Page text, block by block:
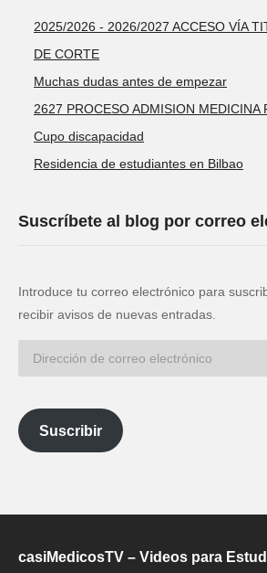
2025/2026 - 2026/2027 ACCESO VÍA
DE CORTE
Muchas dudas antes de empezar
2627 PROCESO ADMISION MEDICINA
Cupo discapacidad
Residencia de estudiantes en Bilbao
Suscríbete al blog por correo
Introduce tu correo electrónico para
recibir avisos de nuevas entradas.
Dirección
de
electrónico
Suscribir
casiMedicosTV – Videos para